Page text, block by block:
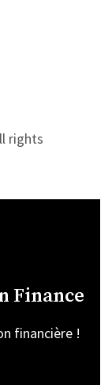
rights
Finance
financière !